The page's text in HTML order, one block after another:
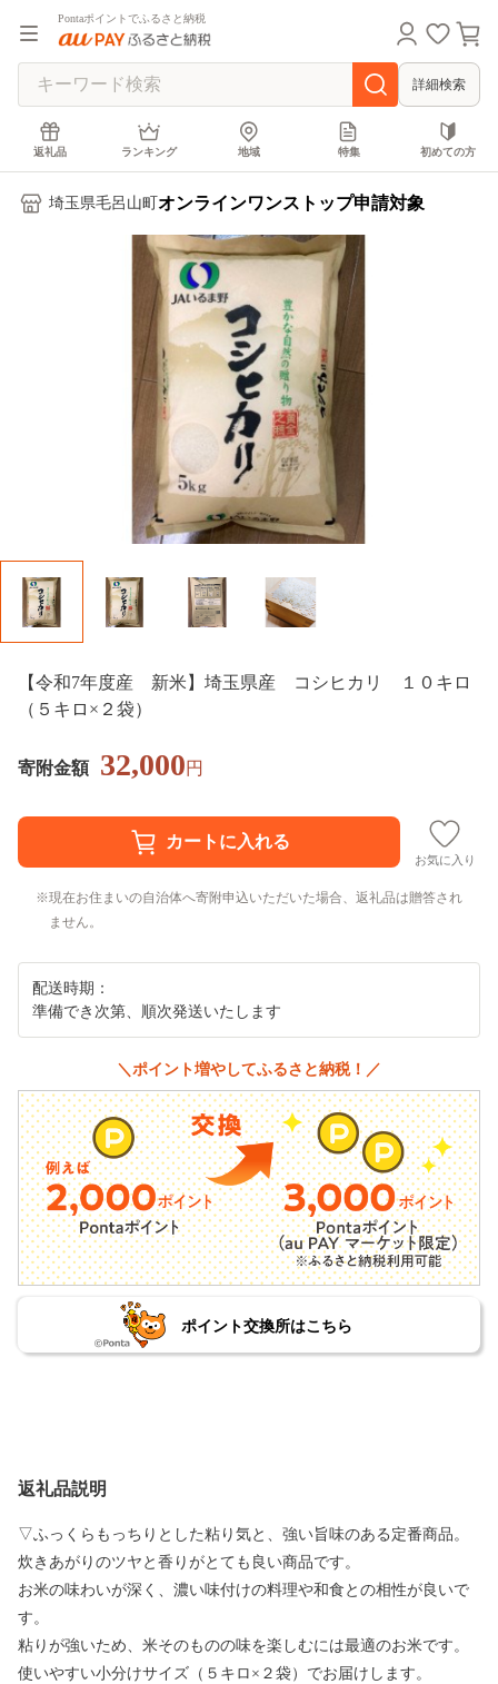
Pontaポイントでふるさと納税
詳細検索
返礼品 ランキング 地域 特集 初めての方
埼玉県毛呂山町 オンラインワンストップ申請対象
【令和7年度産 新米】埼玉県産 コシヒカリ １０キロ
（５キロ×２袋）
寄附金額 32,000円
お気に入り
現在お住まいの自治体へ寄附申込いただいた場合、返礼品は贈答され
ません。
配送時期：
準備でき次第、順次発送いたします
＼ポイント増やしてふるさと納税！／
ポイント交換所はこちら
返礼品説明
▽ふっくらもっちりとした粘り気と、強い旨味のある定番商品。
炊きあがりのツヤと香りがとても良い商品です。
お米の味わいが深く、濃い味付けの料理や和食との相性が良いで
す。
粘りが強いため、米そのものの味を楽しむには最適のお米です。
使いやすい小分けサイズ（５キロ×２袋）でお届けします。